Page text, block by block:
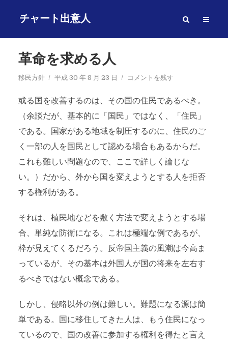
チャート出意人
革命を求める人
移民方針 平成 30 年 8 月 23 日 コメントを残す
或る国を改善するのは、その国の住民であるべき。
（余談だが、基本的に「国民」ではなく、「住民」
である。国家がある地域を制圧するのに、住民のご
く一部の人を国民として認める場合もあるからだ。
これも難しい問題なので、ここで詳しく論じな
い。）だから、外から国を変えようとする人を拒否
する権利がある。
それは、植民地などを敷く方法で変えようとする場
合、単純な防衛になる。これは極端な例であるが、
枠が見えてくるだろう。反帝国主義の風潮は今高ま
っているが、その基本は外国人が国の将来を左右す
るべきではない概念である。
しかし、侵略以外の例は難しい。難題になる源は簡
単である。国に移住してきた人は、もう住民になっ
ているので、国の改善に参加する権利を得たと言え